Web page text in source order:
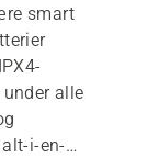
smart
alle
i-en-